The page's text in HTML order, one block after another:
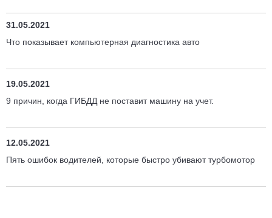
31.05.2021
Что показывает компьютерная диагностика авто
19.05.2021
9 причин, когда ГИБДД не поставит машину на учет.
12.05.2021
Пять ошибок водителей, которые быстро убивают турбомотор